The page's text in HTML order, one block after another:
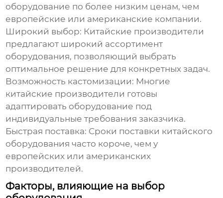
оборудование по более низким ценам, чем
европейские или американские компании.
Широкий выбор: Китайские производители
предлагают широкий ассортимент
оборудования, позволяющий выбрать
оптимальное решение для конкретных задач.
Возможность кастомизации: Многие
китайские производители готовы
адаптировать оборудование под
индивидуальные требования заказчика.
Быстрая поставка: Сроки поставки китайского
оборудования часто короче, чем у
европейских или американских
производителей.
Факторы, влияющие на выбор